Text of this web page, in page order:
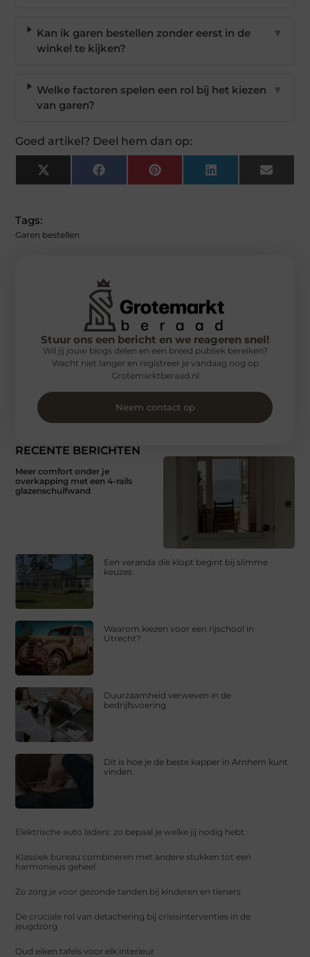
Kan ik garen bestellen zonder eerst in de
winkel te kijken?
▼
Welke factoren spelen een rol bij het kiezen
van garen?
▼
Goed artikel? Deel hem dan op:
X
(Twitter)
FacebookPinterest LinkedIn Email
Tags:
Garen bestellen
RECENTE BERICHTEN
Meer comfort onder je
overkapping met een 4-rails
glazenschuifwand
Een veranda die klopt begint bij slimme
keuzes
Waarom kiezen voor een rijschool in
Utrecht?
Duurzaamheid verweven in de
bedrijfsvoering
Dit is hoe je de beste kapper in Arnhem kunt
vinden
Elektrische auto laders: zo bepaal je welke jij nodig hebt
Klassiek bureau combineren met andere stukken tot een
harmonieus geheel
Zo zorg je voor gezonde tanden bij kinderen en tieners
De cruciale rol van detachering bij crisisinterventies in de
jeugdzorg
Oud eiken tafels voor elk interieur
Stuur ons een bericht en we reageren snel!
Wil jij jouw blogs delen en een breed publiek bereiken?
Wacht niet langer en registreer je vandaag nog op
Grotemarktberaad.nl
Neem contact op